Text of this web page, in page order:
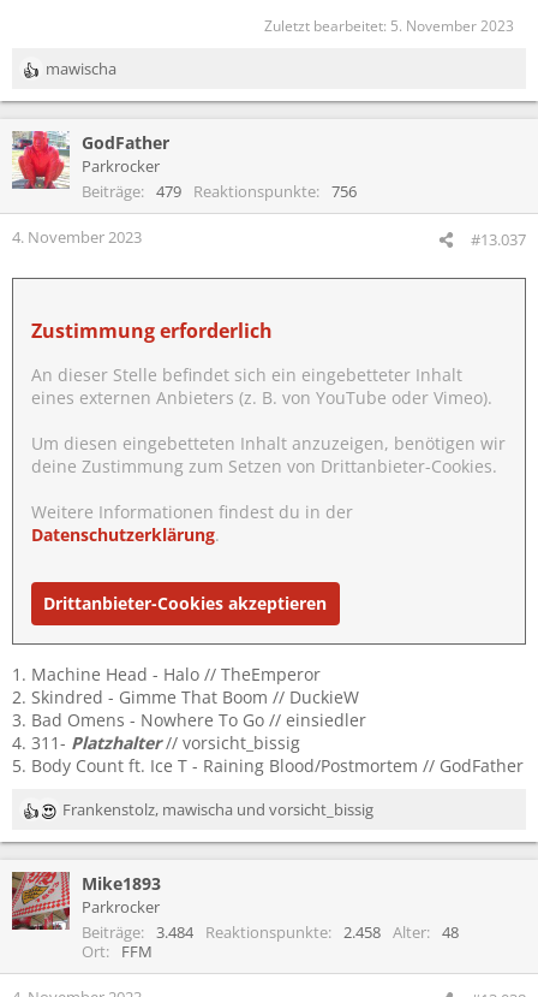
Zuletzt bearbeitet: 5. November 2023
R
e
k
t
i
o
n
n
mawischa
GodFather
Parkrocker
Beiträge
479 Reaktionspunkte 756
4. November 2023 #13.037
Zustimmung erforderlich
An dieser Stelle befindet sich ein eingebetteter Inhalt
eines externen Anbieters (z. B. von YouTube oder Vimeo).
Um diesen eingebetteten Inhalt anzuzeigen, benötigen wir
deine Zustimmung zum Setzen von Drittanbieter-Cookies.
Weitere Informationen findest du in der
Datenschutzerklärung.
Drittanbieter-Cookies akzeptieren
1. Machine Head - Halo // TheEmperor
2. Skindred - Gimme That Boom // DuckieW
3. Bad Omens - Nowhere To Go // einsiedler
4. 311- Platzhalter// vorsicht_bissig
5. Body Count ft. Ice T - Raining Blood/Postmortem // GodFather
R
e
k
t
i
n
Frankenstolz, mawischa und vorsicht_bissig
Mike1893
Parkrocker
Beiträge
3.484 Reaktionspunkte 2.458 Alter
48
Ort
FFM